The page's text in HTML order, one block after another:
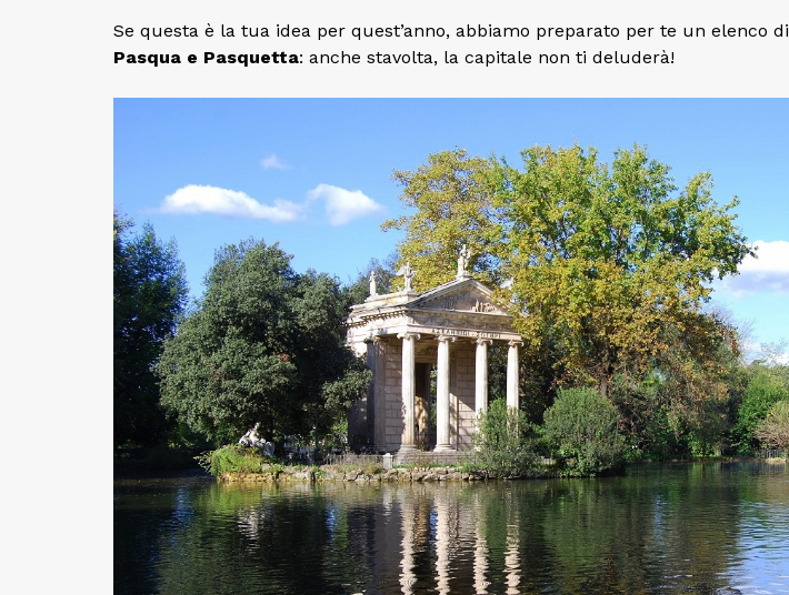
Se questa è la tua idea per quest’anno, abbiamo preparato per te un elenco di
Pasqua e Pasquetta: anche stavolta, la capitale non ti deluderà!